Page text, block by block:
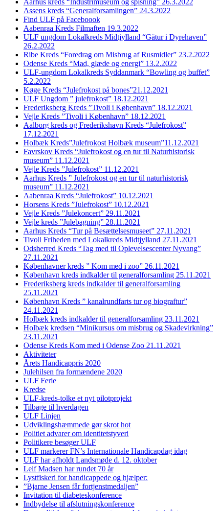
Assens kreds “Generalforsamlingen” 24.3.2022
Find ULF på Faceboook
Aabenraa Kreds Filmaften 19.3.2022
ULF ungdom Lokalkreds Midtjylland “Gåtur i Dyrehaven”
26.2.2022
Ribe Kreds “Foredrag om Misbrug af Rusmidler” 23.2.2022
Odense Kreds “Mad, glæde og energi” 13.2.2022
ULF-ungdom Lokalkreds Syddanmark “Bowling og buffet”
5.2.2022
Køge Kreds “Julefrokost på bones”21.12.2021
ULF Ungdom ” julefrokost” 18.12.2021
Frederiksberg Kreds ”Tivoli i København” 18.12.2021
Vejle Kreds ”Tivoli i København” 18.12.2021
Aalborg kreds og Frederikshavn Kreds “Julefrokost”
17.12.2021
Holbæk Kreds”Julefrokost Holbæk museum”11.12.2021
Favrskov Kreds “Julefrokost og en tur til Naturhistorisk
museum” 11.12.2021
Vejle Kreds ”Julefrokost” 11.12.2021
Aarhus Kreds ” Julefrokost og en tur til naturhistorisk
museum” 11.12.2021
Aabenraa Kreds “Julefrokost” 10.12.2021
Horsens Kreds ”Julefrokost” 10.12.2021
Vejle Kreds ”Julekoncert” 29.11.2021
Vejle kreds ”Julebagning” 28.11.2021
Aarhus Kreds “Tur på Besættelsesmuseet” 27.11.2021
Tivoli Friheden med Lokalkreds Midtjylland 27.11.2021
Odsherred Kreds “Tag med til Oplevelsescenter Nyvang”
27.11.2021
Københavner kreds ” Kom med i zoo” 26.11.2021
København kreds indkalder til generalforsamling 25.11.2021
Frederiksberg kreds indkalder til generalforsamling
25.11.2021
København Kreds ” kanalrundfarts tur og biograftur”
24.11.2021
Holbæk kreds indkalder til generalforsamling 23.11.2021
Holbæk kredsen “Minikursus om misbrug og Skadevirkning”
23.11.2021
Odense Kreds Kom med i Odense Zoo 21.11.2021
Aktiviteter
Årets Handicappris 2020
Julehilsen fra formændene 2020
ULF Ferie
Kredse
ULF-kreds-tolke et nyt pilotprojekt
Tilbage til hverdagen
ULF Linjen
Udviklingshæmmede gør skrot hot
Politiet advarer om identitetstyveri
Politikere besøger ULF
ULF markerer FN’s Internationale Handicapdag idag
ULF har afholdt Landsmøde d. 12. oktober
Leif Madsen har rundet 70 år
Lystfiskeri for handicappede og hjælper:
”Bjarne Jensen får fortjenstmedaljen”
Invitation til diabeteskonference
Indbydelse til afslutningskonference